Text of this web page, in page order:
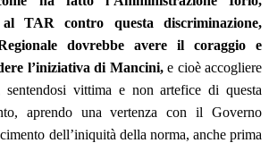
TAR contro questa discriminazione,
dovrebbe avere il coraggio e
l’iniziativa di Mancini, e cioè accogliere
sentendosi vittima e non artefice di questa
aprendo una vertenza con il Governo
dell’iniquità della norma, anche prima